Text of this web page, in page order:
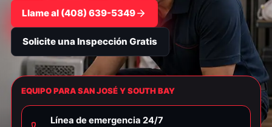
Llame al ⁦(408) 639-5349⁩
Solicite una Inspección Gratis
EQUIPO PARA SAN JOSÉ Y SOUTH BAY
Línea de emergencia 24/7